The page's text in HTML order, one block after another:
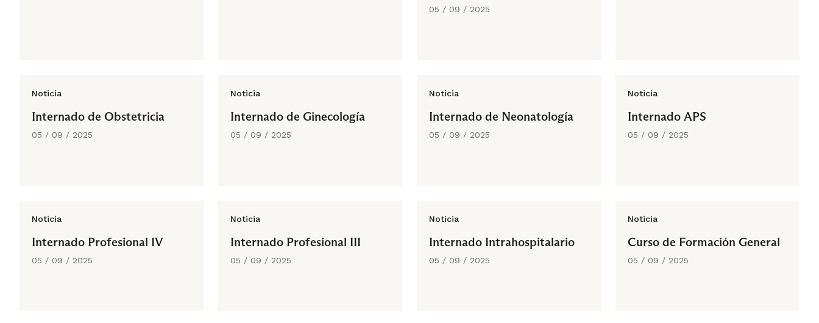
05 / 09 / 2025
Noticia
Internado de Obstetricia
05 / 09 / 2025
Noticia
Internado de Ginecología
05 / 09 / 2025
Noticia
Internado de Neonatología
05 / 09 / 2025
Noticia
Internado APS
05 / 09 / 2025
Noticia
Internado Profesional IV
05 / 09 / 2025
Noticia
Internado Profesional III
05 / 09 / 2025
Noticia
Internado Intrahospitalario
05 / 09 / 2025
Noticia
Curso de Formación General
05 / 09 / 2025